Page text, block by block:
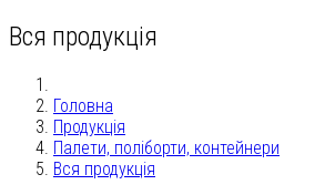
Вся продукція
Головна
Продукція
Палети, поліборти, контейнери
Вся продукція
Допомогти